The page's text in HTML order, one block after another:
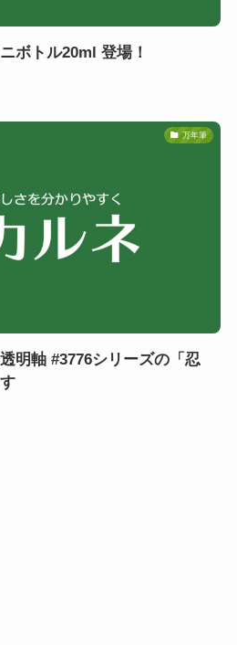
ボトル20ml 登場！
万年筆
明軸 #3776シリーズの「忍